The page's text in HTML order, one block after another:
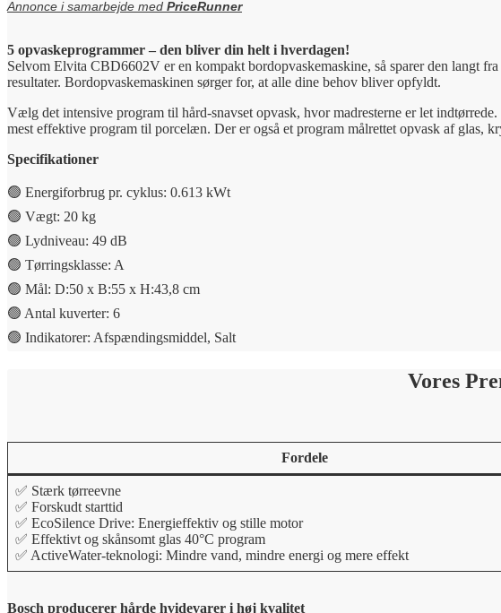
Annonce i samarbejde med PriceRunner
5 opvaskeprogrammer – den bliver din helt i hverdagen!
Selvom Elvita CBD6602V er en kompakt bordopvaskemaskine, så sparer den langt
resultater. Bordopvaskemaskinen sørger for, at alle dine behov bliver opfyldt.
Vælg det intensive program til hård-snavset opvask, hvor madresterne er let
mest effektive program til porcelæn. Der er også et program målrettet opvask af glas,
Specifikationer
🟢 Energiforbrug pr. cyklus: 0.613 kWt
🟢 Vægt: 20 kg
🟢 Lydniveau: 49 dB
🟢 Tørringsklasse: A
🟢 Mål: D:50 x B:55 x H:43,8 cm
🟢 Antal kuverter: 6
🟢 Indikatorer: Afspændingsmiddel, Salt
Vores
Fordele
✅ Stærk tørreevne
✅ Forskudt starttid
✅ EcoSilence Drive: Energieffektiv og stille motor
✅ Effektivt og skånsomt glas 40°C program
✅ ActiveWater-teknologi: Mindre vand, mindre energi og mere effekt
Bosch producerer hårde hvidevarer i høj kvalitet